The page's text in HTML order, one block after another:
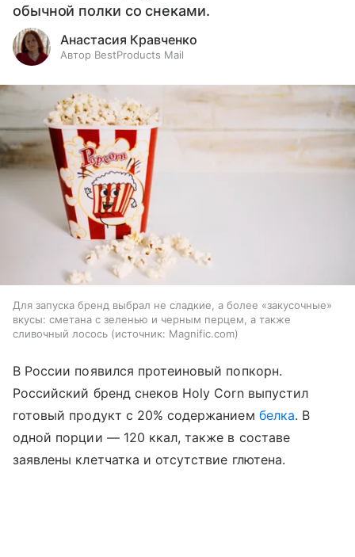
обычной полки со снеками.
Анастасия Кравченко
Автор BestProducts Mail
Для запуска бренд выбрал не сладкие, а более «закусочные»
вкусы: сметана с зеленью и черным перцем, а также
сливочный лосось
источник: Magnific.com
В России появился протеиновый попкорн.
Российский бренд снеков Holy Corn выпустил
готовый продукт с 20% содержанием белка. В
одной порции — 120 ккал, также в составе
заявлены клетчатка и отсутствие глютена.